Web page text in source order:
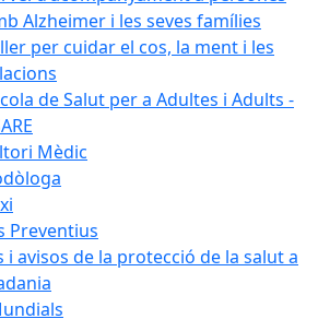
Alzheimer i les seves famílies
per cuidar el cos, la ment i les
de Salut per a Adultes i Adults -
Mèdic
Preventius
i avisos de la protecció de la salut a